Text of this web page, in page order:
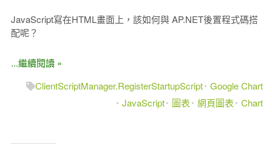
JavaScript寫在HTML畫面上，該如何與 AP.NET後置程式碼搭
配呢？
...繼續閱讀 »
ClientScriptManager.RegisterStartupScript Google Chart
JavaScript
圖表 網頁圖表 Chart